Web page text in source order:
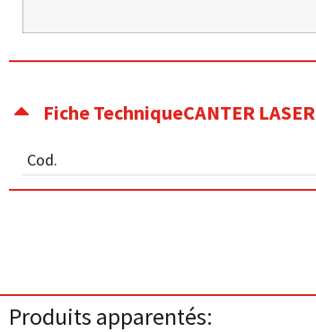
Fiche TechniqueCANTER LASER
Cod.
Produits apparentés: